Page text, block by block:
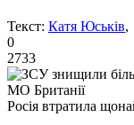
Текст: Катя Юськів,
0
2733
Росія втратила